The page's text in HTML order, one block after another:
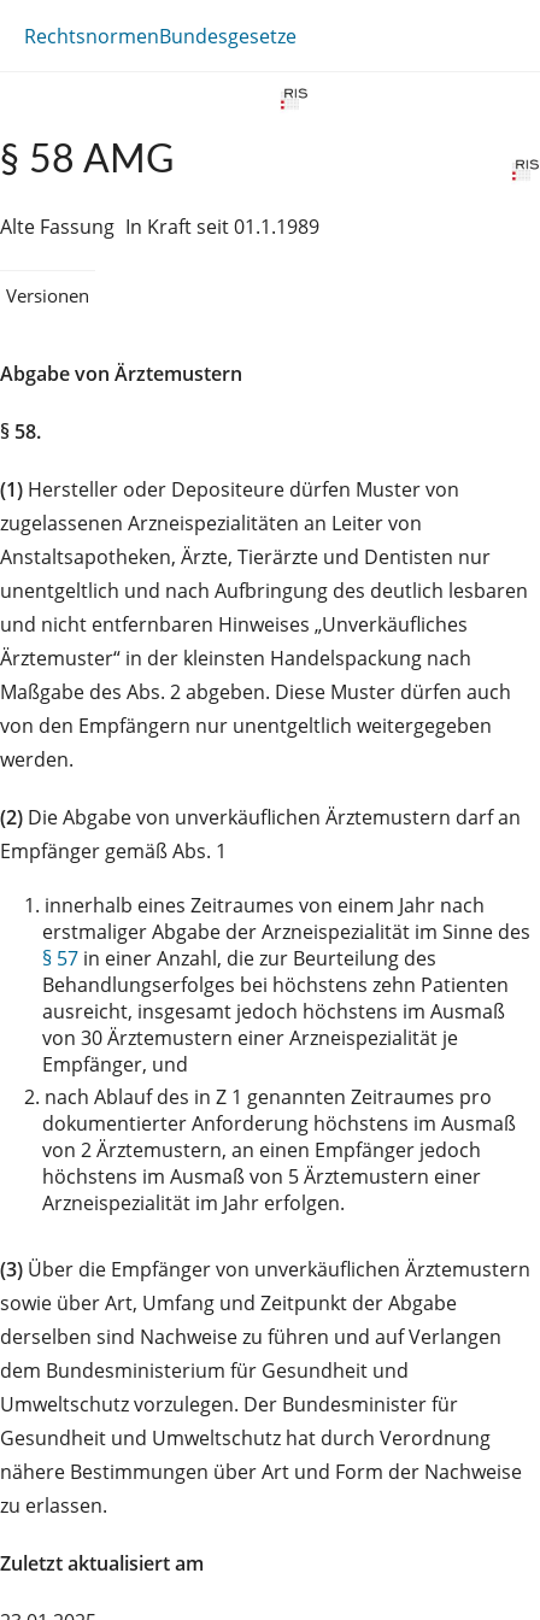
RechtsnormenBundesgesetze
§ 58 AMG
Alte Fassung In Kraft seit 01.1.1989
Versionen
Abgabe von Ärztemustern
§ 58.
(1) Hersteller oder Depositeure dürfen Muster von
zugelassenen Arzneispezialitäten an Leiter von
Anstaltsapotheken, Ärzte, Tierärzte und Dentisten nur
unentgeltlich und nach Aufbringung des deutlich lesbaren
und nicht entfernbaren Hinweises „Unverkäufliches
Ärztemuster“ in der kleinsten Handelspackung nach
Maßgabe des Abs. 2 abgeben. Diese Muster dürfen auch
von den Empfängern nur unentgeltlich weitergegeben
werden.
(2) Die Abgabe von unverkäuflichen Ärztemustern darf an
Empfänger gemäß Abs. 1
1. innerhalb eines Zeitraumes von einem Jahr nach
erstmaliger Abgabe der Arzneispezialität im Sinne des
§ 57 in einer Anzahl, die zur Beurteilung des
Behandlungserfolges bei höchstens zehn Patienten
ausreicht, insgesamt jedoch höchstens im Ausmaß
von 30 Ärztemustern einer Arzneispezialität je
Empfänger, und
2. nach Ablauf des in Z 1 genannten Zeitraumes pro
dokumentierter Anforderung höchstens im Ausmaß
von 2 Ärztemustern, an einen Empfänger jedoch
höchstens im Ausmaß von 5 Ärztemustern einer
Arzneispezialität im Jahr erfolgen.
(3) Über die Empfänger von unverkäuflichen Ärztemustern
sowie über Art, Umfang und Zeitpunkt der Abgabe
derselben sind Nachweise zu führen und auf Verlangen
dem Bundesministerium für Gesundheit und
Umweltschutz vorzulegen. Der Bundesminister für
Gesundheit und Umweltschutz hat durch Verordnung
nähere Bestimmungen über Art und Form der Nachweise
zu erlassen.
Zuletzt aktualisiert am